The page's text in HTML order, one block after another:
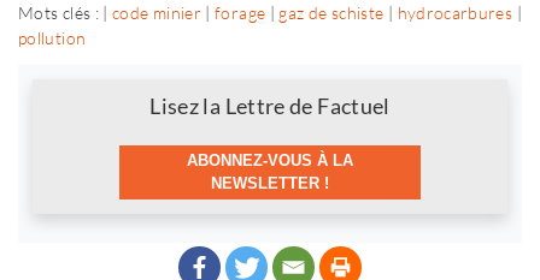
Mots clés : |code minier |forage | gaz de schiste | hydrocarbures |
pollution
Lisez la Lettre de Factuel
ABONNEZ-VOUS À LA
NEWSLETTER !